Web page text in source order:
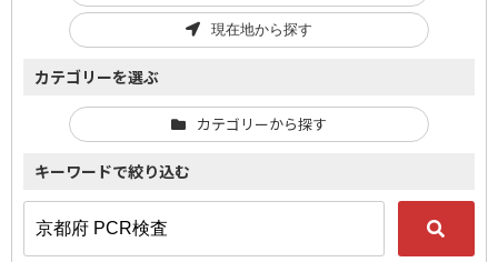
現在地から探す
カテゴリーを選ぶ
カテゴリーから探す
キーワードで絞り込む